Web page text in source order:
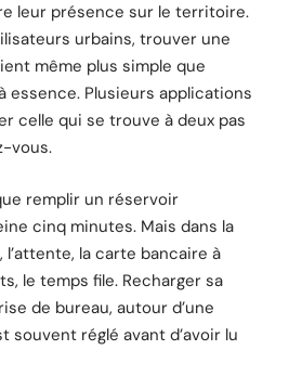
leur présence sur le territoire.
urbains, trouver une
même plus simple que
essence. Plusieurs applications
celle qui se trouve à deux pas
vous.
remplir un réservoir
cinq minutes. Mais dans la
la carte bancaire à
le temps file. Recharger sa
de bureau, autour d’une
souvent réglé avant d’avoir lu